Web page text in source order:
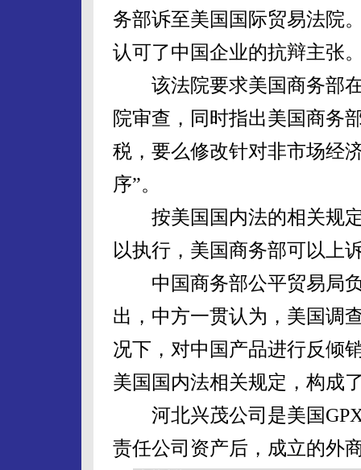
务部诉至美国国际贸易法院
认可了中国企业的抗辩主张
该法院要求美国商务部在
院审查，同时指出美国商务
税，要么修改针对非市场经
序”。
按美国国内法的相关规定
以执行，美国商务部可以上
中国商务部公平贸易局负
出，中方一贯认为，美国调
况下，对中国产品进行反倾
美国国内法相关规定，构成
河北兴茂公司是美国GPX
责任公司资产后，成立的外